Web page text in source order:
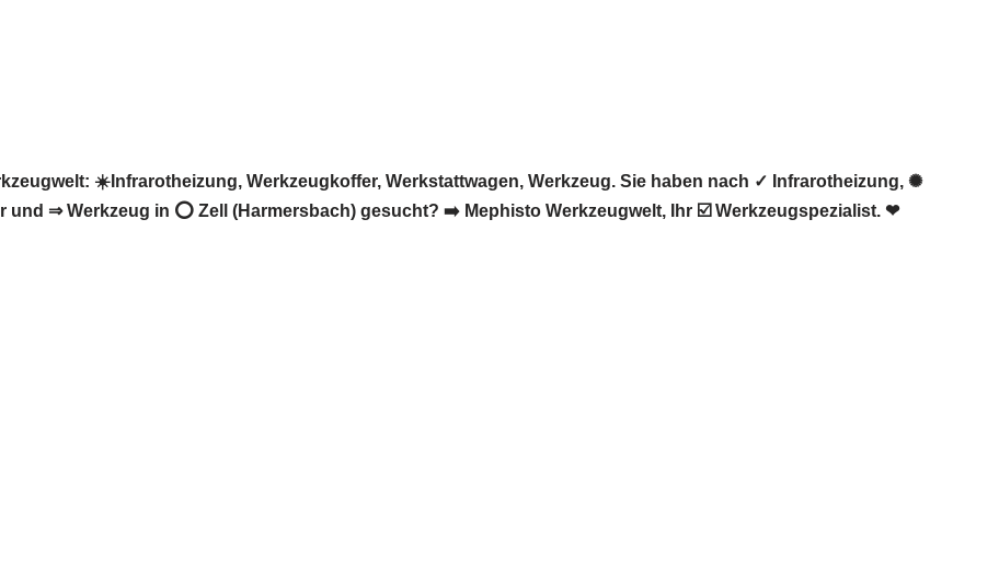
☀️Infrarotheizung, Werkzeugkoffer, Werkstattwagen, Werkzeug. Sie haben nach ✓ Infrarotheizung, ✺
und ⇒ Werkzeug in ⭕ Zell (Harmersbach) gesucht? ➡️ Mephisto Werkzeugwelt, Ihr ☑️ Werkzeugspezialist. ❤